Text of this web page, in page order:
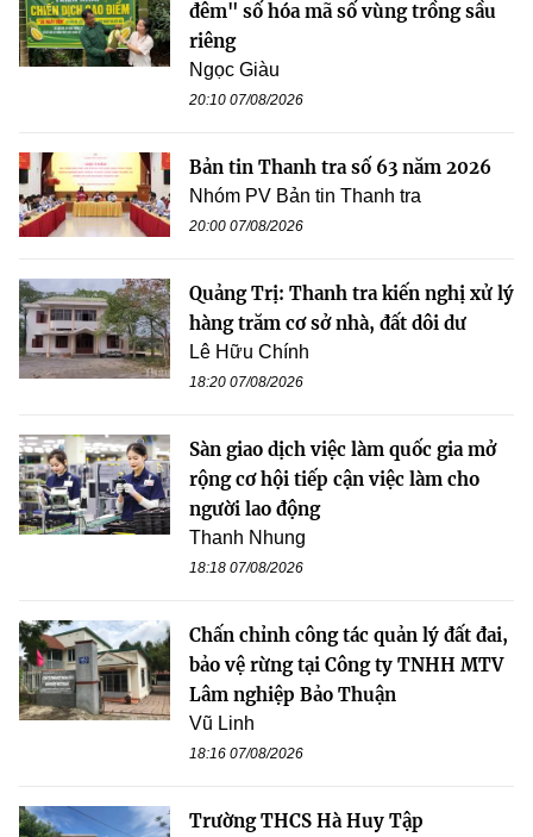
đêm" số hóa mã số vùng trồng sầu
riêng
Ngọc Giàu
20:10 07/08/2026
Bản tin Thanh tra số 63 năm 2026
Nhóm PV Bản tin Thanh tra
20:00 07/08/2026
Quảng Trị: Thanh tra kiến nghị xử lý
hàng trăm cơ sở nhà, đất dôi dư
Lê Hữu Chính
18:20 07/08/2026
Sàn giao dịch việc làm quốc gia mở
rộng cơ hội tiếp cận việc làm cho
người lao động
Thanh Nhung
18:18 07/08/2026
Chấn chỉnh công tác quản lý đất đai,
bảo vệ rừng tại Công ty TNHH MTV
Lâm nghiệp Bảo Thuận
Vũ Linh
18:16 07/08/2026
Trường THCS Hà Huy Tập